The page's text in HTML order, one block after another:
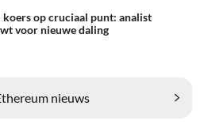
koers op cruciaal punt: analist
voor nieuwe daling
nieuws